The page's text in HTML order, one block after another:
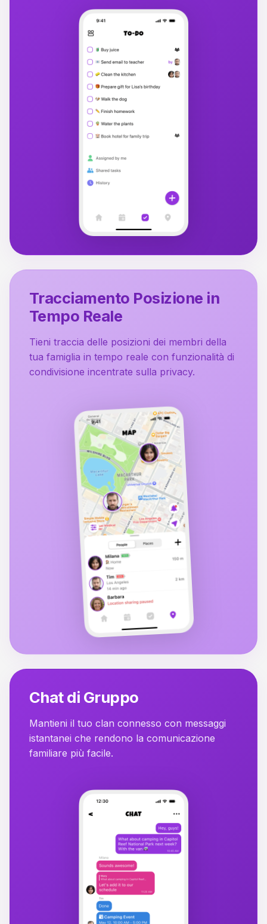
Tracciamento Posizione in
Tempo Reale
Tieni traccia delle posizioni dei membri della
tua famiglia in tempo reale con funzionalità di
condivisione incentrate sulla privacy.
Chat di Gruppo
Mantieni il tuo clan connesso con messaggi
istantanei che rendono la comunicazione
familiare più facile.